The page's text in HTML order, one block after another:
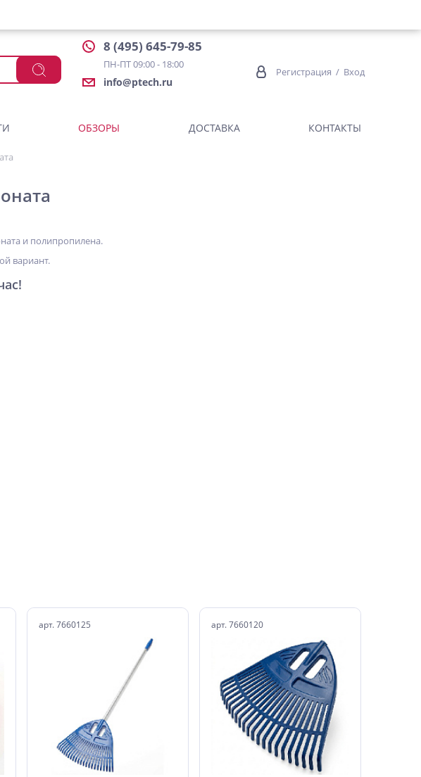
8 (495) 645-79-85
ПН-ПТ 09:00 - 18:00
info@ptech.ru
Регистрация / Вход
ОБЗОРЫ ДОСТАВКА КОНТАКТЫ
и полипропилена.
вариант.
арт. 7660125 арт. 7660120